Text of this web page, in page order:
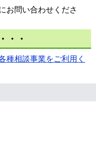
お問い合わせくださ
・・
種相談事業をご利用く